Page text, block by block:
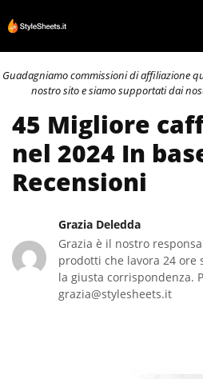
al
contenuto
Guadagniamo commissioni di affiliazione
nostro sito e siamo supportati dai
45 Migliore
nel 2024 In
Recensioni
Grazia Deledda
Grazia è il nostro
prodotti che lavora 24 ore
la giusta corrispondenza.
grazia@stylesheets.it